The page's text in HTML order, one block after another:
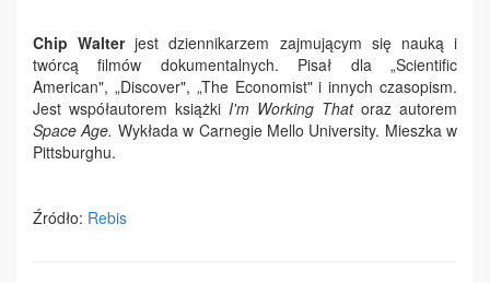
Chip Walterjest dziennikarzem zajmującym się nauką i
twórcą filmów dokumentalnych. Pisał dla „Scientific
American", „Discover", „The Economist" i innych czasopism.
Jest współautorem książki I'm Working Thatoraz autorem
Space Age. Wykłada w Carnegie Mello University. Mieszka w
Pittsburghu.
Źródło: Rebis